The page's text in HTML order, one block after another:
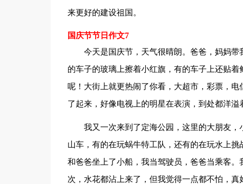
来更好的建设祖国。
国庆节节日作文7
今天是国庆节，天气很晴朗。爸爸，妈妈
的车子的玻璃上擦着小红旗，有的车子上还贴
呢！大街上就更热闹了你看，大超市，彩票，
了起来，好像电视上的明星在表演，到处都洋溢
我又一次来到了定海公园，这里的大朋友
山车，有的在玩蜗牛特工队，还有的在玩水
和爸爸坐上了小船，我当驾驶员，爸爸当乘客
次，水花都沾上来了，但我觉得一点都不怕，真